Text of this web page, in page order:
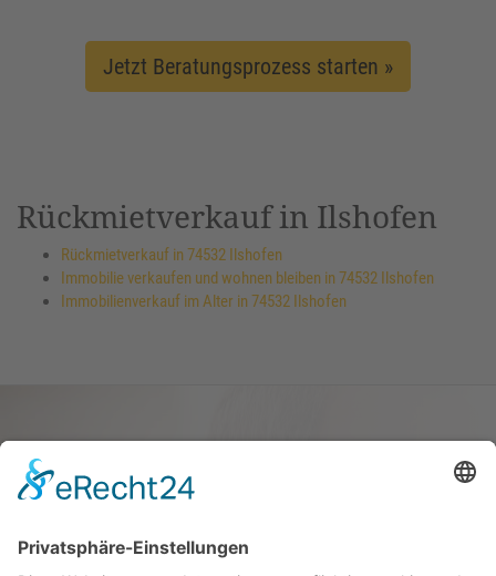
Jetzt Beratungsprozess starten »
Rückmietverkauf in Ilshofen
Rückmietverkauf in 74532 Ilshofen
Immobilie verkaufen und wohnen bleiben in 74532 Ilshofen
Immobilienverkauf im Alter in 74532 Ilshofen
verkaufen und darin
wohnen bleiben